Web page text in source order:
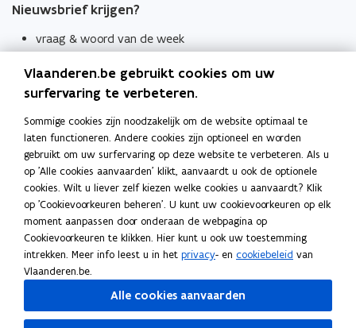
Nieuwsbrief krijgen?
vraag & woord van de week
Schrijf je in
Thema's
Taaladviezen
Spellingregels
Tips voor duidelijke taal
Bekijk ook
Spellingtests
Boek- en webwijzer
Vlaanderen.be gebruikt cookies om uw
surfervaring te verbeteren.
Sommige cookies zijn noodzakelijk om de website optimaal te
laten functioneren. Andere cookies zijn optioneel en worden
gebruikt om uw surfervaring op deze website te verbeteren. Als u
op 'Alle cookies aanvaarden' klikt, aanvaardt u ook de optionele
cookies. Wilt u liever zelf kiezen welke cookies u aanvaardt? Klik
op 'Cookievoorkeuren beheren'. U kunt uw cookievoorkeuren op elk
moment aanpassen door onderaan de webpagina op
Cookievoorkeuren te klikken. Hier kunt u ook uw toestemming
intrekken. Meer info leest u in het privacy- en cookiebeleid van
Vlaanderen.be.
Alle cookies aanvaarden